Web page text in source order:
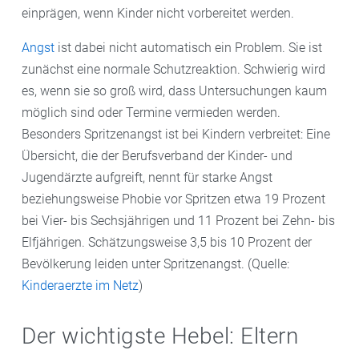
einprägen, wenn Kinder nicht vorbereitet werden.
Angst ist dabei nicht automatisch ein Problem. Sie ist
zunächst eine normale Schutzreaktion. Schwierig wird
es, wenn sie so groß wird, dass Untersuchungen kaum
möglich sind oder Termine vermieden werden.
Besonders Spritzenangst ist bei Kindern verbreitet: Eine
Übersicht, die der Berufsverband der Kinder- und
Jugendärzte aufgreift, nennt für starke Angst
beziehungsweise Phobie vor Spritzen etwa 19 Prozent
bei Vier- bis Sechsjährigen und 11 Prozent bei Zehn- bis
Elfjährigen. Schätzungsweise 3,5 bis 10 Prozent der
Bevölkerung leiden unter Spritzenangst. (Quelle:
Kinderaerzte im Netz)
Der wichtigste Hebel: Eltern